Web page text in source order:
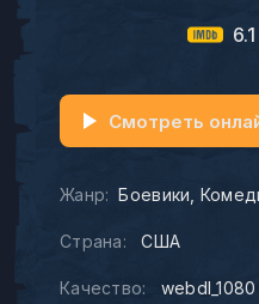
6.1
Жанр: Боевики
Страна: США
Качество: webdl_1080
Смотреть